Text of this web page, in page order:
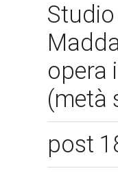
opera
(metà
post